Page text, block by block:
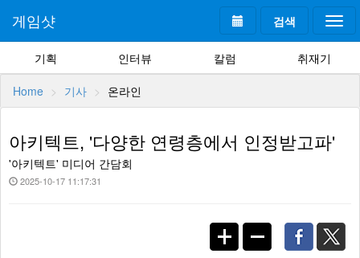
검색
게임샷
기획 인터뷰 칼럼 취재기
Home 기사 온라인
아키텍트, '다양한 연령층에서 인정받고파'
'아키텍트' 미디어 간담회
2025-10-17 11:17:31